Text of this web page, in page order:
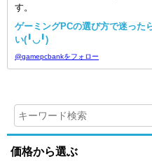
す。
ゲーミングPCの選び方で迷った
い(╹◡╹)
@gamepcbankをフォロー
価格から選ぶ